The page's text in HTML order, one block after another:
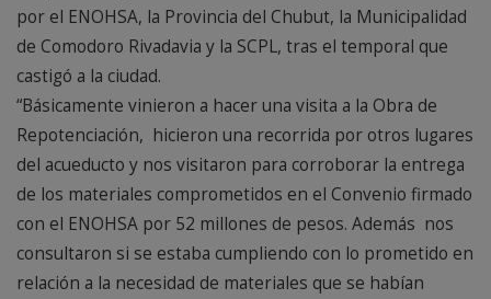
por el ENOHSA, la Provincia del Chubut, la Municipalidad
de Comodoro Rivadavia y la SCPL, tras el temporal que
castigó a la ciudad.
“Básicamente vinieron a hacer una visita a la Obra de
Repotenciación, hicieron una recorrida por otros lugares
del acueducto y nos visitaron para corroborar la entrega
de los materiales comprometidos en el Convenio firmado
con el ENOHSA por 52 millones de pesos. Además nos
consultaron si se estaba cumpliendo con lo prometido en
relación a la necesidad de materiales que se habían